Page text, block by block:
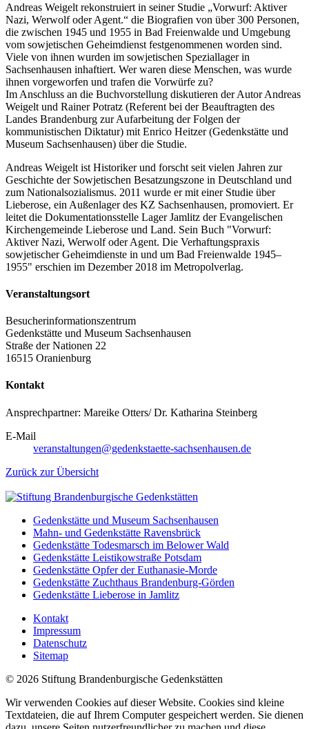
Andreas Weigelt rekonstruiert in seiner Studie „Vorwurf: Aktiver
Nazi, Werwolf oder Agent.“ die Biografien von über 300 Personen,
die zwischen 1945 und 1955 in Bad Freienwalde und Umgebung
vom sowjetischen Geheimdienst festgenommenen worden sind.
Viele von ihnen wurden im sowjetischen Speziallager in
Sachsenhausen inhaftiert. Wer waren diese Menschen, was wurde
ihnen vorgeworfen und trafen die Vorwürfe zu?
Im Anschluss an die Buchvorstellung diskutieren der Autor Andreas
Weigelt und Rainer Potratz (Referent bei der Beauftragten des
Landes Brandenburg zur Aufarbeitung der Folgen der
kommunistischen Diktatur) mit Enrico Heitzer (Gedenkstätte und
Museum Sachsenhausen) über die Studie.
Andreas Weigelt ist Historiker und forscht seit vielen Jahren zur
Geschichte der Sowjetischen Besatzungszone in Deutschland und
zum Nationalsozialismus. 2011 wurde er mit einer Studie über
Lieberose, ein Außenlager des KZ Sachsenhausen, promoviert. Er
leitet die Dokumentationsstelle Lager Jamlitz der Evangelischen
Kirchengemeinde Lieberose und Land. Sein Buch "Vorwurf:
Aktiver Nazi, Werwolf oder Agent. Die Verhaftungspraxis
sowjetischer Geheimdienste in und um Bad Freienwalde 1945–
1955" erschien im Dezember 2018 im Metropolverlag.
Veranstaltungsort
Besucherinformationszentrum
Gedenkstätte und Museum Sachsenhausen
Straße der Nationen 22
16515 Oranienburg
Kontakt
Ansprechpartner: Mareike Otters/ Dr. Katharina Steinberg
E-Mail
veranstaltungen@gedenkstaette-sachsenhausen.de
Zurück zur Übersicht
Gedenkstätte und Museum Sachsenhausen
Mahn- und Gedenkstätte Ravensbrück
Gedenkstätte Todesmarsch im Belower Wald
Gedenkstätte Leistikowstraße Potsdam
Gedenkstätte Opfer der Euthanasie-Morde
Gedenkstätte Zuchthaus Brandenburg-Görden
Gedenkstätte Lieberose in Jamlitz
Kontakt
Impressum
Datenschutz
Sitemap
© 2026 Stiftung Brandenburgische Gedenkstätten
Wir verwenden Cookies auf dieser Website. Cookies sind kleine
Textdateien, die auf Ihrem Computer gespeichert werden. Sie dienen